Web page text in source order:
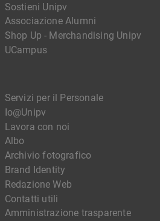
Sostieni Unipv
Associazione Alumni
Shop Up - Merchandising Unipv
UCampus
Servizi per il Personale
Io@Unipv
Lavora con noi
Albo
Archivio fotografico
Brand Identity
Redazione Web
Contatti utili
Amministrazione trasparente